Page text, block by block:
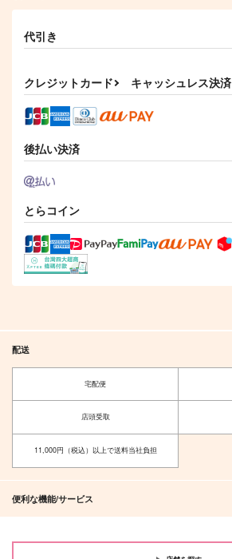
1,100円
フェルディナンド×ローゼマイン
カート カート
カート
skycolor
本好きの下剋上
代引き
クレジットカード キャッシュレス決済
後払い決済
とらコイン
配送
宅配便
店頭受取
11,000円（税込）以上で送料当社負担
便利な機能/サービス